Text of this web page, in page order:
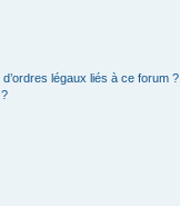
légaux liés à ce forum ?